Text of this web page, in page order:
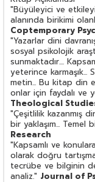
"Büyüleyici ve
alanında birikimi
Coptemporary
"Yazarlar dini
sosyal psikolojik
sunmaktadır....
yeterince karmaşık...
metin... Bu kitap din
onlar için faydalı ve
Theological
"Çeşitlilik kazanmış
bir yaklaşım... Temel
Research
"Kapsamlı ve
olarak doğru
tecrübe ve bilginin
analiz." Journal of